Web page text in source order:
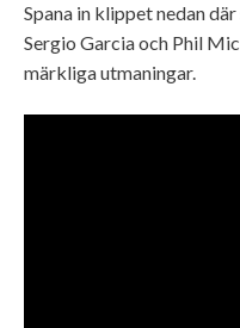
Spana in klippet nedan
Sergio Garcia och Phil
märkliga utmaningar.